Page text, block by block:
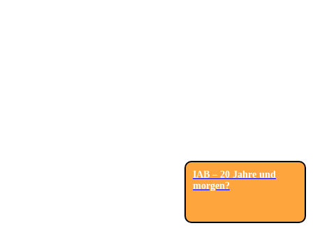
IAB – 20 Jahre und
morgen?